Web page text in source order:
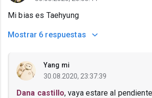
Mi bias es Taehyung
Mostrar 6 respuestas
Yang mi
30.08.2020, 23:37:39
Dana castillo, vaya estare al